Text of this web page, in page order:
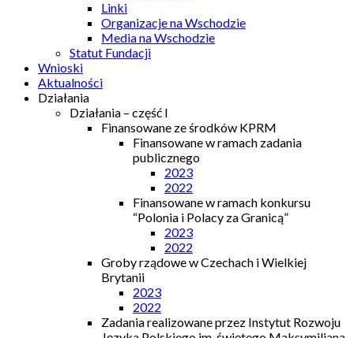
Linki
Organizacje na Wschodzie
Media na Wschodzie
Statut Fundacji
Wnioski
Aktualności
Działania
Działania – część I
Finansowane ze środków KPRM
Finansowane w ramach zadania
publicznego
2023
2022
Finansowane w ramach konkursu
“Polonia i Polacy za Granicą”
2023
2022
Groby rządowe w Czechach i Wielkiej
Brytanii
2023
2022
Zadania realizowane przez Instytut Rozwoju